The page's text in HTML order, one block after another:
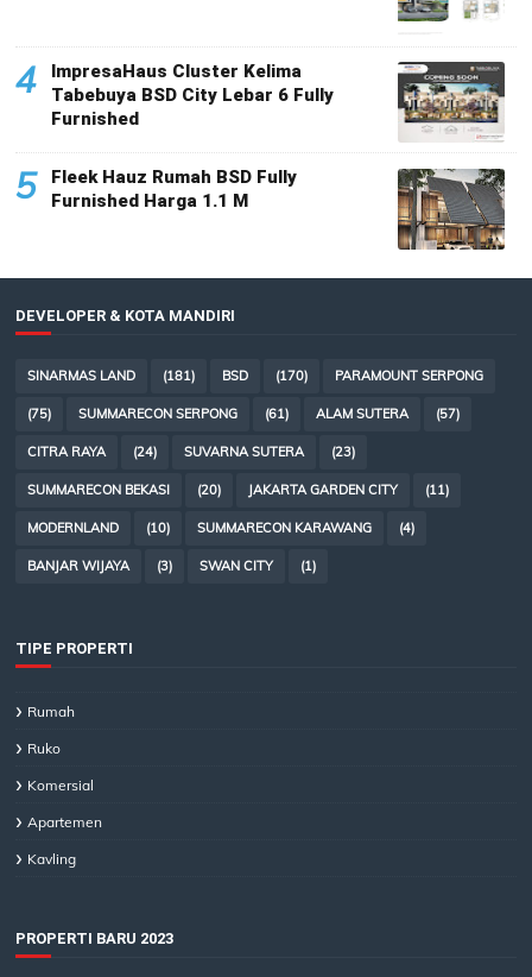
4
ImpresaHaus Cluster Kelima
Tabebuya BSD City Lebar 6 Fully
Furnished
5
Fleek Hauz Rumah BSD Fully
Furnished Harga 1.1 M
DEVELOPER & KOTA MANDIRI
SINARMAS LAND (181) BSD (170) PARAMOUNT SERPONG
(75) SUMMARECON SERPONG (61) ALAM SUTERA (57)
CITRA RAYA (24) SUVARNA SUTERA (23)
SUMMARECON BEKASI (20) JAKARTA GARDEN CITY (11)
MODERNLAND (10) SUMMARECON KARAWANG (4)
BANJAR WIJAYA (3) SWAN CITY (1)
TIPE PROPERTI
Rumah
Ruko
Komersial
Apartemen
Kavling
PROPERTI BARU 2023